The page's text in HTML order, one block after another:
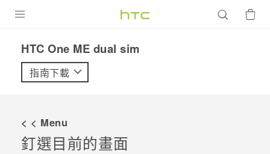
VIVE
配件
HTC One ME dual sim‎
指南下載
< < Menu
釘選目前的畫面